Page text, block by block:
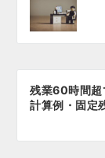
稿
ナ
ゲ
ー
シ
残業60時間
計算例・固定